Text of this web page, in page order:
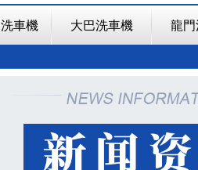
車機 大巴洗車機 龍